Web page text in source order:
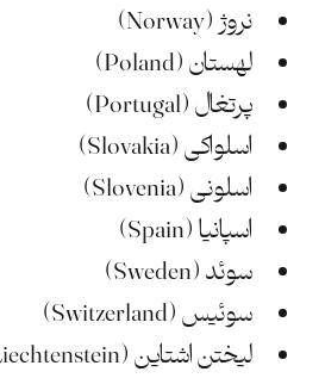
نروژ (Norway)
لهستان (Poland)
پرتغال (Portugal)
اسلواکی (Slovakia)
اسلونی (Slovenia)
اسپانیا (Spain)
سوئد (Sweden)
سوئیس (Switzerland)
لیختن اشتاین (Liechtenstein)